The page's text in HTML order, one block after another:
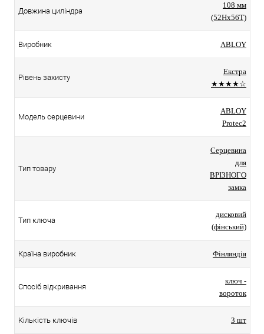
Довжина циліндра
108 мм
(52Hx56T)
Виробник ABLOY
Рівень захисту
Екстра
★★★★☆
Модель серцевини
ABLOY
Protec2
Тип товару
Серцевина
для
ВРІЗНОГО
замка
Тип ключа
дисковий
(фінський)
Країна виробник Фінляндія
Спосіб відкривання
ключ -
вороток
Кількість ключів 3 шт